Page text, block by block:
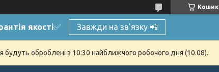
Кошик
якості✅ Завжди на зв'язку 📲
будуть оброблені з 10:30 найближчого робочого дня (10.08).